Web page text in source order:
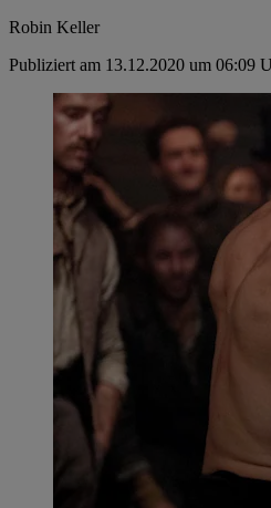
Robin Keller
Publiziert am 13.12.2020 um 06:09